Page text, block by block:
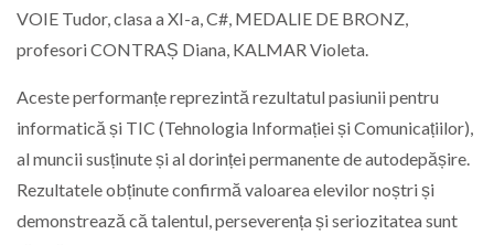
VOIE Tudor, clasa a XI-a, C#, MEDALIE DE BRONZ,
profesori CONTRAȘ Diana, KALMAR Violeta.
Aceste performanțe reprezintă rezultatul pasiunii pentru
informatică și TIC (Tehnologia Informației și Comunicațiilor),
al muncii susținute și al dorinței permanente de autodepășire.
Rezultatele obținute confirmă valoarea elevilor noștri și
demonstrează că talentul, perseverența și seriozitatea sunt